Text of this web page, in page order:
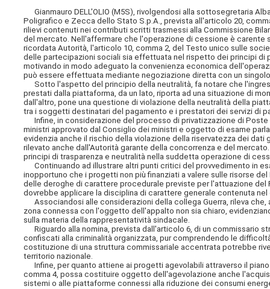
Gianmauro DELL'OLIO (M5S), rivolgendosi alla sottosegretaria
Poligrafico e Zecca dello Stato S.p.A., prevista all'articolo 20,
rilievi contenuti nei contributi scritti trasmessi alla Commissione
del mercato. Nell'affermare che l'operazione di cessione è
ricordata Autorità, l'articolo 10, comma 2, del Testo unico sulle
delle partecipazioni sociali sia effettuata nel rispetto dei principi di
motivando in modo adeguato la convenienza economica
può essere effettuata mediante negoziazione diretta con un
Sotto l'aspetto del principio della neutralità, fa notare che
prestati dalla piattaforma, da un lato, riporta ad una situazione di
dall'altro, pone una questione di violazione della neutralità della
tra i soggetti destinatari del pagamento e i prestatori dei servizi di
Infine, in considerazione del processo di privatizzazione di
ministri approvato dal Consiglio dei ministri e oggetto di esame
evidenzia anche il rischio della violazione della riservatezza dei
rilevato anche dall'Autorità garante della concorrenza e del
principi di trasparenza e neutralità nella suddetta operazione di
Continuando ad illustrare altri punti critici del provvedimento in
inopportuno che i progetti non più finanziati a valere sulle risorse
delle deroghe di carattere procedurale previste per l'attuazione
dovrebbe applicare la disciplina di carattere generale contenuta
Associandosi alle considerazioni della collega Guerra, rileva
zona connessa con l'oggetto dell'appalto non sia chiaro,
sulla materia della rappresentatività sindacale.
Riguardo alla nomina, prevista dall'articolo 6, di un commissario
confiscati alla criminalità organizzata, pur comprendendo le
costituzione di una struttura commissariale accentrata potrebbe
territorio nazionale.
Infine, per quanto attiene ai progetti agevolabili attraverso il
comma 4, possa costituire oggetto dell'agevolazione anche
sistemi o alle piattaforme connessi alla riduzione dei consumi